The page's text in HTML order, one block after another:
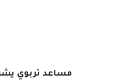
مساعد تربوي